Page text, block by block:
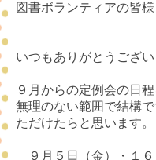
図書ボランティアの皆様
いつもありがとうござ
９月からの定例会の日
無理のない範囲で結構
ただけたらと思います。
９月５日（金）・１６